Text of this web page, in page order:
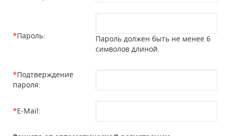
*Пароль:
Пароль должен быть не менее 6
символов длиной.
*Подтверждение
пароля:
*E-Mail: